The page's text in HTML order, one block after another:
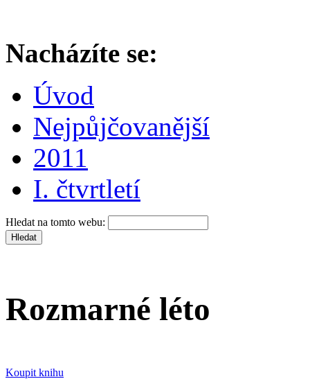
Nacházíte se:
Úvod
Nejpůjčovanější
2011
I. čtvrtletí
Hledat na tomto webu:
Rozmarné léto
Koupit knihu